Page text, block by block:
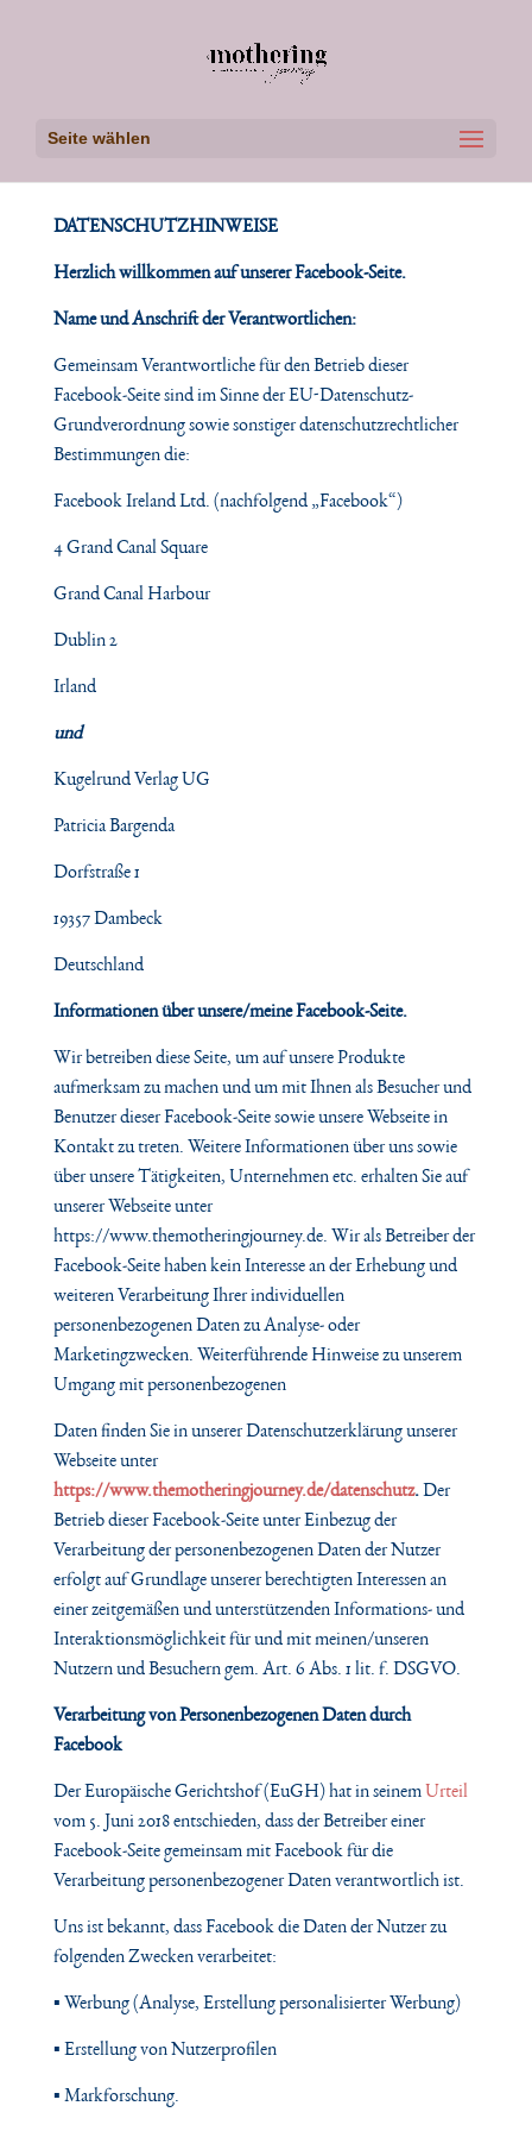
Seite wählen
DATENSCHUTZHINWEISE
Herzlich willkommen auf unserer Facebook-Seite.
Name und Anschrift der Verantwortlichen:
Gemeinsam Verantwortliche für den Betrieb dieser
Facebook-Seite sind im Sinne der EU-Datenschutz-
Grundverordnung sowie sonstiger datenschutzrechtlicher
Bestimmungen die:
Facebook Ireland Ltd. (nachfolgend „Facebook“)
4 Grand Canal Square
Grand Canal Harbour
Dublin 2
Irland
und
Kugelrund Verlag UG
Patricia Bargenda
Dorfstraße 1
19357 Dambeck
Deutschland
Informationen über unsere/meine Facebook-Seite.
Wir betreiben diese Seite, um auf unsere Produkte
aufmerksam zu machen und um mit Ihnen als Besucher und
Benutzer dieser Facebook-Seite sowie unsere Webseite in
Kontakt zu treten. Weitere Informationen über uns sowie
über unsere Tätigkeiten, Unternehmen etc. erhalten Sie auf
unserer Webseite unter
https://www.themotheringjourney.de. Wir als Betreiber der
Facebook-Seite haben kein Interesse an der Erhebung und
weiteren Verarbeitung Ihrer individuellen
personenbezogenen Daten zu Analyse- oder
Marketingzwecken. Weiterführende Hinweise zu unserem
Umgang mit personenbezogenen
Daten finden Sie in unserer Datenschutzerklärung unserer
Webseite unter
https://www.themotheringjourney.de/datenschutz.Der
Betrieb dieser Facebook-Seite unter Einbezug der
Verarbeitung der personenbezogenen Daten der Nutzer
erfolgt auf Grundlage unserer berechtigten Interessen an
einer zeitgemäßen und unterstützenden Informations- und
Interaktionsmöglichkeit für und mit meinen/unseren
Nutzern und Besuchern gem. Art. 6 Abs. 1 lit. f. DSGVO.
Verarbeitung von Personenbezogenen Daten durch
Facebook
Der Europäische Gerichtshof (EuGH) hat in seinem Urteil
vom 5. Juni 2018 entschieden, dass der Betreiber einer
Facebook-Seite gemeinsam mit Facebook für die
Verarbeitung personenbezogener Daten verantwortlich ist.
Uns ist bekannt, dass Facebook die Daten der Nutzer zu
folgenden Zwecken verarbeitet:
▪ Werbung (Analyse, Erstellung personalisierter Werbung)
▪ Erstellung von Nutzerprofilen
▪ Markforschung.